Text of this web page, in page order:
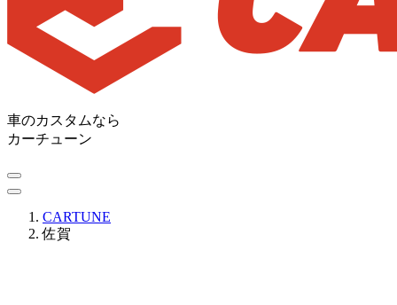
車のカスタムなら
カーチューン
CARTUNE
佐賀